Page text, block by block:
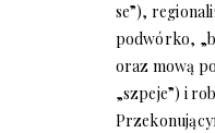
se”),
podwórko,
oraz mową
„szpeje”) i